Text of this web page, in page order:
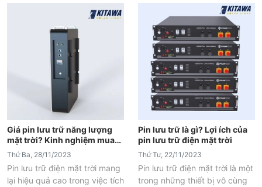
Giá pin lưu trữ năng lượng
mặt trời? Kinh nghiệm mua
pin lưu trữ
Thứ Ba, 28/11/2023
Pin lưu trữ điện mặt trời mang
lại hiệu quả cao trong việc tích
Pin lưu trữ là gì? Lợi ích của
pin lưu trữ điện mặt trời
Thứ Tư, 22/11/2023
Pin lưu trữ điện mặt trời là một
trong những thiết bị vô cùng